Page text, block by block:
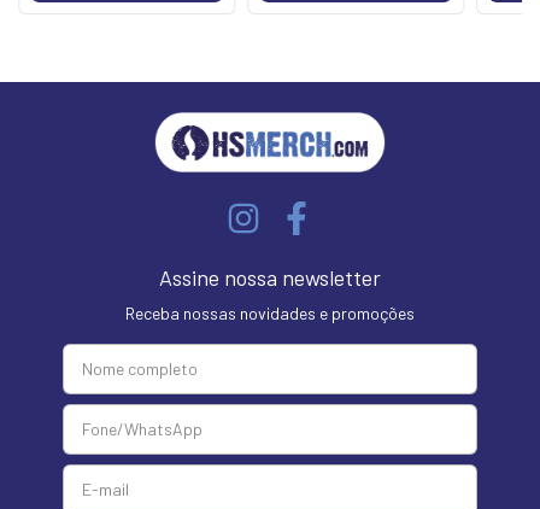
Assine nossa newsletter
Receba nossas novidades e promoções